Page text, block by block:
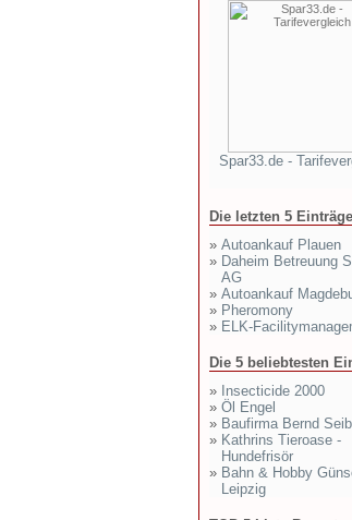
Spar33.de -
Die letzten 5 Einträge
» Autoankauf Plauen
» Daheim Betreuung
AG
» Autoankauf
» Pheromony
» ELK-
Die 5 beliebtesten
» Insecticide 2000
» Öl Engel
» Baufirma Bernd
» Kathrins Tieroase -
Hundefrisör
» Bahn & Hobby
Leipzig